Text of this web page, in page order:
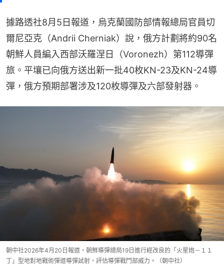
據路透社8月5日報道，烏克蘭國防部情報總局官員切
爾尼亞克（Andrii Cherniak）說，俄方計劃將約90名
朝鮮人員編入西部沃羅涅日（Voronezh）第112導彈
旅。平壤已向俄方送出新一批40枚KN-23及KN-24導
彈，俄方預期部署涉及120枚導彈及六部發射器。
朝中社2026年4月20日報道，朝鮮導彈總局19日進行經改良的「火星炮－１１
丁」型地對地戰術彈道導彈試射，評估導彈戰鬥部威力。（朝中社）